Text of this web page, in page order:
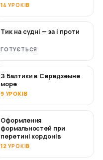
14 УРОКІВ
СКОРО
Тик на судні — за і проти
ГОТУЄТЬСЯ
СКОРО
З Балтики в Середземне
море
9 УРОКІВ
Оформлення
формальностей при
перетині кордонів
12 УРОКІВ